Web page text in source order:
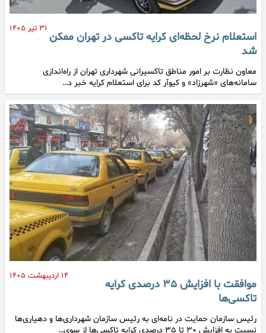
۳۱ تیر ۱۴۰۵
استعلام نرخ لحظه‌ای کرایه تاکسی در تهران ممکن
شد
معاون نظارت بر امور مناطق تاکسیرانی شهرداری تهران از راه‌اندازی
سامانه‌های «شهرزاد» و کیوآر کد برای استعلام کرایه خبر د…
۱۴ اردیبهشت ۱۴۰۵
موافقت با افزایش ۳۵ درصدی کرایه
تاکسی‌ها
رئیس سازمان حمایت در نامه‌ای به رئیس سازمان شهرداری‌ها و دهیاری‌ها
نسبت به افزایش ۳۰ تا ۳۵ درصدی کرایه تاکسی‌ها از سوی…